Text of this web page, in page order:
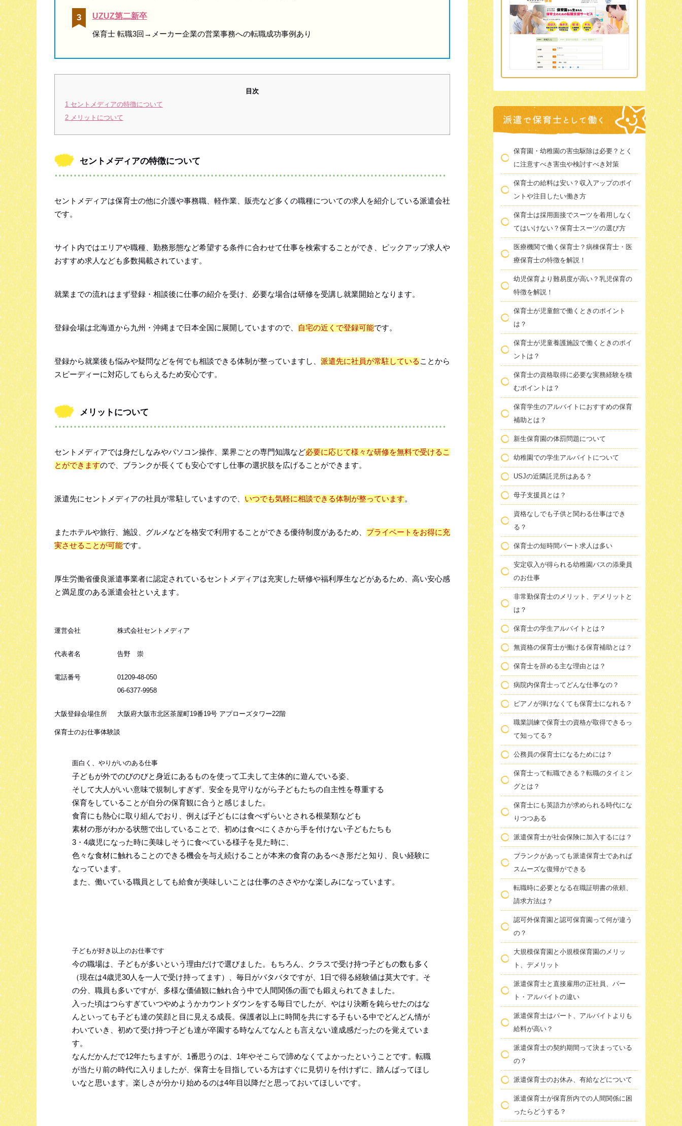
UZUZ第二新卒
保育士 転職3回→メーカー企業の営業事務への転職成功事例あり
目次
1 セントメディアの特徴について
2メリットについて
セントメディアの特徴について
セントメディアは保育士の他に介護や事務職、軽作業、販売など多くの職種についての求人を紹介している派遣会社
です。
サイト内ではエリアや職種、勤務形態など希望する条件に合わせて仕事を検索することができ、ピックアップ求人や
おすすめ求人なども多数掲載されています。
就業までの流れはまず登録・相談後に仕事の紹介を受け、必要な場合は研修を受講し就業開始となります。
登録会場は北海道から九州・沖縄まで日本全国に展開していますので、 自宅の近くで登録可能です。
登録から就業後も悩みや疑問などを何でも相談できる体制が整っていますし、 派遣先に社員が常駐している ことから
スピーディーに対応してもらえるため安心です。
メリットについて
セントメディアでは身だしなみやパソコン操作、業界ごとの専門知識など必要に応じて様々な研修を無料で受けるこ
とができますので、ブランクが長くても安心ですし仕事の選択肢を広げることができます。
派遣先にセントメディアの社員が常駐していますので、 いつでも気軽に相談できる体制が整っています。
またホテルや旅行、施設、グルメなどを格安で利用することができる優待制度があるため、 プライベートをお得に充
実させることが可能です。
厚生労働省優良派遣事業者に認定されているセントメディアは充実した研修や福利厚生などがあるため、高い安心感
と満足度のある派遣会社といえます。
運営会社 株式会社セントメディア
代表者名 告野 崇
電話番号
01209-48-050
06-6377-9958
大阪登録会場住所 大阪府大阪市北区茶屋町19番19号 アプローズタワー22階
保育士のお仕事体験談
面白く、やりがいのある仕事
子どもが外でのびのびと身近にあるものを使って工夫して主体的に遊んでいる姿、
そして大人がいい意味で規制しすぎず、安全を見守りながら子どもたちの自主性を尊重する
保育をしていることが自分の保育観に合うと感じました。
食育にも熱心に取り組んでおり、例えば子どもには食べずらいとされる根菜類なども
素材の形がわかる状態で出していることで、初めは食べにくさから手を付けない子どもたちも
3・4歳児になった時に美味しそうに食べている様子を見た時に、
色々な食材に触れることのできる機会を与え続けることが本来の食育のあるべき形だと知り、良い経験に
なっています。
また、働いている職員としても給食が美味しいことは仕事のささやかな楽しみになっています。
子どもが好き以上のお仕事です
今の職場は、子どもが多いという理由だけで選びました。もちろん、クラスで受け持つ子どもの数も多く
（現在は4歳児30人を一人で受け持ってます）、毎日がバタバタですが、1日で得る経験値は莫大です。そ
の分、職員も多いですが、多様な価値観に触れ合う中で人間関係の面でも鍛えられてきました。
入った頃はつらすぎていつやめようかカウントダウンをする毎日でしたが、やはり決断を鈍らせたのはな
んといっても子ども達の笑顔と目に見える成長。保護者以上に時間を共にする子もいる中でどんどん情が
わいていき、初めて受け持つ子ども達が卒園する時なんてなんとも言えない達成感だったのを覚えていま
す。
なんだかんだで12年たちますが、1番思うのは、1年やそこらで諦めなくてよかったということです。転職
が当たり前の時代に入りましたが、保育士を目指している方はすぐに見切りを付けずに、踏んばってほし
いなと思います。楽しさが分かり始めるのは4年目以降だと思っておいてほしいです。
保育園・幼稚園の害虫駆除は必要？とく
に注意すべき害虫や検討すべき対策
保育士の給料は安い？収入アップのポイ
ントや注目したい働き方
保育士は採用面接でスーツを着用しなく
てはいけない？保育士スーツの選び方
医療機関で働く保育士？病棟保育士・医
療保育士の特徴を解説！
幼児保育より難易度が高い？乳児保育の
特徴を解説！
保育士が児童館で働くときのポイント
は？
保育士が児童養護施設で働くときのポイ
ントは？
保育士の資格取得に必要な実務経験を積
むポイントは？
保育学生のアルバイトにおすすめの保育
補助とは？
新生保育園の体罰問題について
幼稚園での学生アルバイトについて
USJの近隣託児所はある？
母子支援員とは？
資格なしでも子供と関わる仕事はでき
る？
保育士の短時間パート求人は多い
安定収入が得られる幼稚園バスの添乗員
のお仕事
非常勤保育士のメリット、デメリットと
は？
保育士の学生アルバイトとは？
無資格の保育士が働ける保育補助とは？
保育士を辞める主な理由とは？
病院内保育士ってどんな仕事なの？
ピアノが弾けなくても保育士になれる？
職業訓練で保育士の資格が取得できるっ
て知ってる？
公務員の保育士になるためには？
保育士って転職できる？転職のタイミン
グとは？
保育士にも英語力が求められる時代にな
りつつある
派遣保育士が社会保険に加入するには？
ブランクがあっても派遣保育士であれば
スムーズな復帰ができる
転職時に必要となる在職証明書の依頼、
請求方法は？
認可外保育園と認可保育園って何が違う
の？
大規模保育園と小規模保育園のメリッ
ト、デメリット
派遣保育士と直接雇用の正社員、パー
ト・アルバイトの違い
派遣保育士はパート、アルバイトよりも
給料が高い？
派遣保育士の契約期間って決まっている
の？
派遣保育士のお休み、有給などについて
派遣保育士が保育所内での人間関係に困
ったらどうする？